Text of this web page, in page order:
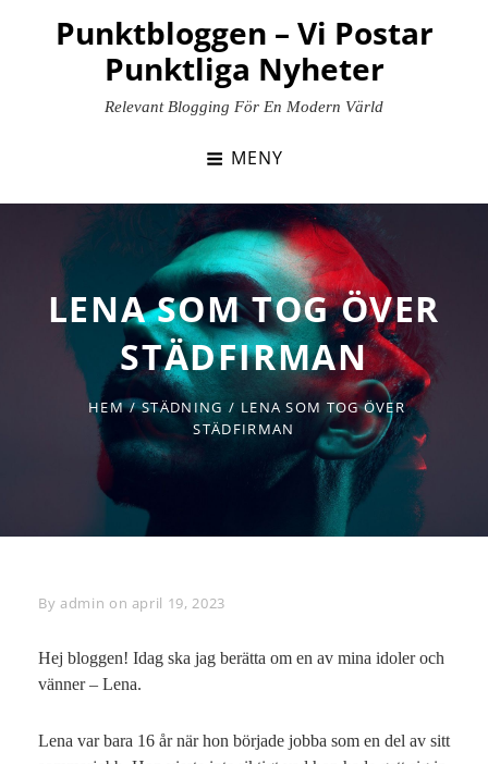
Punktbloggen – Vi Postar
Punktliga Nyheter
Relevant Blogging För En Modern Värld
MENY
LENA SOM TOG ÖVER
STÄDFIRMAN
HEM / STÄDNING / LENA SOM TOG ÖVER
STÄDFIRMAN
By Byline
admin on april 19, 2023
Hej bloggen! Idag ska jag berätta om en av mina idoler och
vänner – Lena.
Lena var bara 16 år när hon började jobba som en del av sitt